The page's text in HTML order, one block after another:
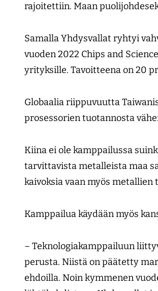
rajoitettiin. Maan
Samalla Yhdysvallat ryhtyi
vuoden 2022 Chips and
yrityk­sille. Tavoitteena on 20
Globaalia riippuvuutta
prosessorien tuotannosta
Kiina ei ole kamppailussa
tarvittavista metalleista maa
kaivoksia vaan myös metallien
Kamppailua käydään myös
– Teknologiakamppailuun
perusta. Niistä on päätetty
ehdoilla. Noin kymmenen